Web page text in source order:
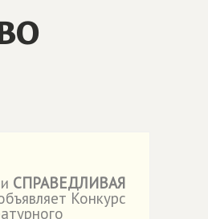
СПРАВЕДЛИВАЯ
Конкурс